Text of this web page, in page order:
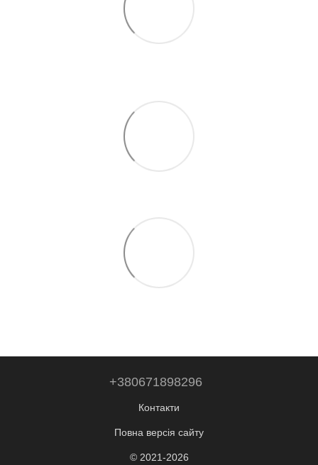
+380671898296
Контакти
Повна версія сайту
© 2021-2026